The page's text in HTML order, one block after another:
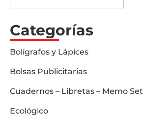
Categorías
Bolígrafos y Lápices
Bolsas Publicitarias
Cuadernos – Libretas – Memo Set
Ecológico